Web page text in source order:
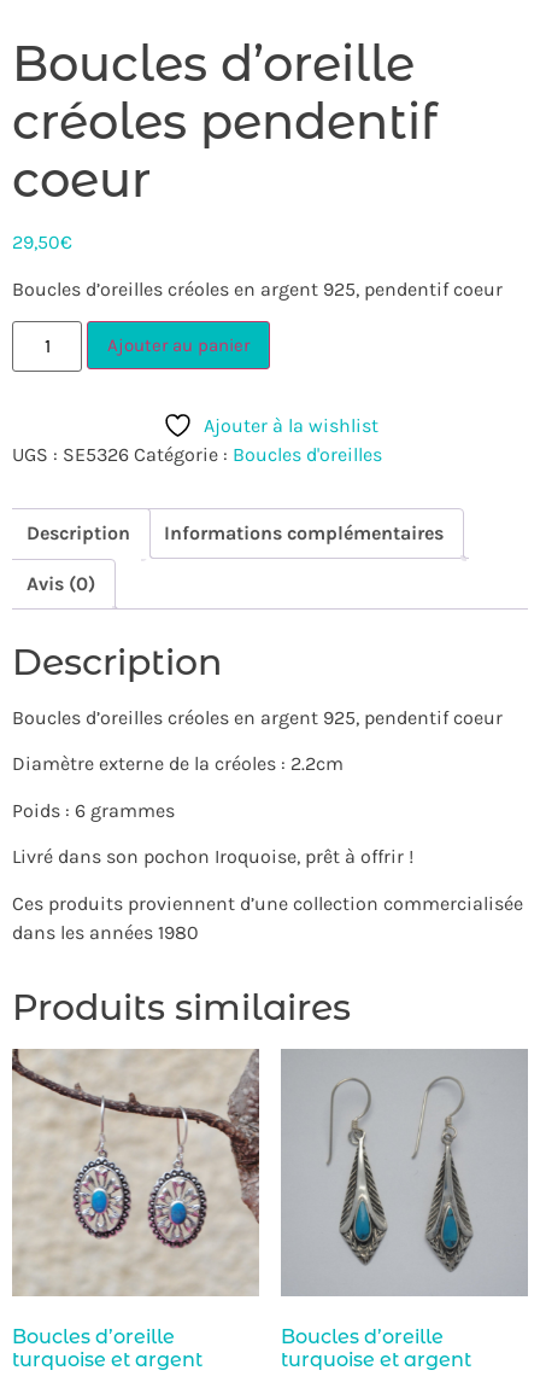
Boucles d’oreille
créoles pendentif
coeur
29,50€
Boucles d’oreilles créoles en argent 925, pendentif coeur
Ajouter au panier
Ajouter à la wishlist
UGS : SE5326 Catégorie : Boucles d'oreilles
Description Informations complémentaires
Avis (0)
Description
Boucles d’oreilles créoles en argent 925, pendentif coeur
Diamètre externe de la créoles : 2.2cm
Poids : 6 grammes
Livré dans son pochon Iroquoise, prêt à offrir !
Ces produits proviennent d’une collection commercialisée
dans les années 1980
Produits similaires
Boucles d’oreille
turquoise et argent
Boucles d’oreille
turquoise et argent